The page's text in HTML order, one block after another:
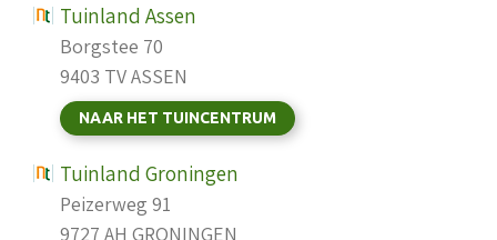
Tuinland Assen
Borgstee 70
9403 TV ASSEN
NAAR HET TUINCENTRUM
Tuinland Groningen
Peizerweg 91
9727 AH GRONINGEN